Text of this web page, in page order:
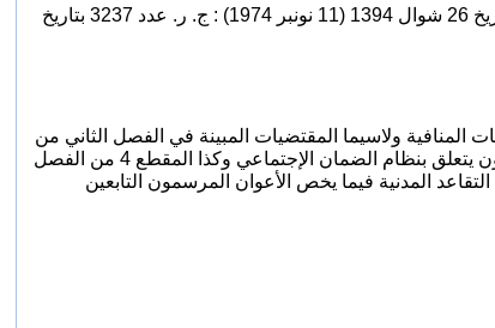
بتاريخ 26 شوال 1394 (11 نونبر 1974) : ج. ر. عدد 3237 بتاريخ
المنافية ولاسيما المقتضيات المبينة في الفصل الثاني من
الظهير الشريف رقم 184-72-1 الصادر في 13 جمادى الثانية 1392 (27 يوليوز 1972) بمثابة قانون يتعلق بنظام الضمان الإجتماعي وكذا المقطع 4 من الفصل
1391 (31 دجنبر 1971) باحدات نظام لوراتب التقاعد المدنية فيما يخص الأعوان المرسمون التابعين